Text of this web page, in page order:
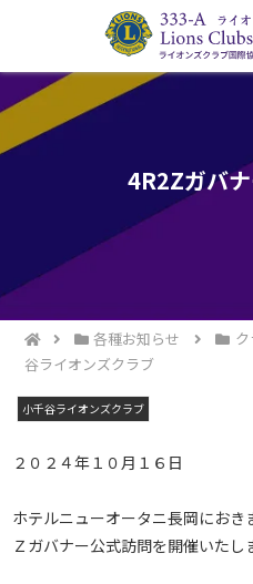
ライオンズクラブ国際協会333-A地区の活
4R2Zガバ
各種お知らせ
谷ライオンズクラブ
小千谷ライオンズクラブ
２０２４年１０月１６日
ホテルニューオータニ長岡にお
Ｚガバナー公式訪問を開催いたし